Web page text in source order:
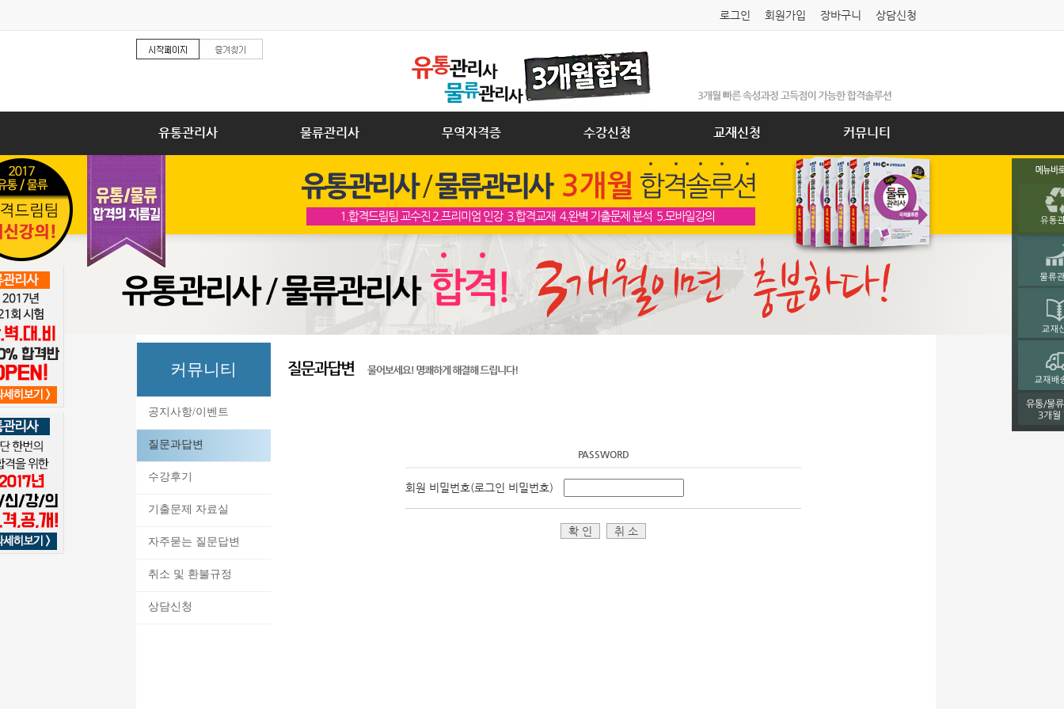
로그인 회원가입 장바구니 상담신청
유통관리사 물류관리사 무역자격증 수강신청 교재신청 커뮤니티
커뮤니티
공지사항/이벤트
질문과답변
수강후기
기출문제 자료실
자주묻는 질문답변
취소 및 환불규정
상담신청
PASSWORD
회원 비밀번호(로그인 비밀번호)